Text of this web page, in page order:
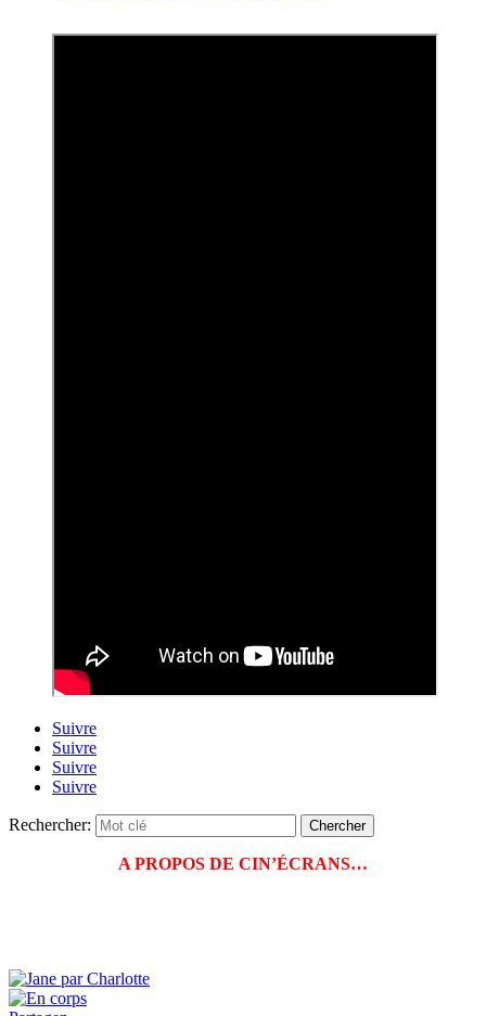
Suivre
Suivre
Suivre
Suivre
Rechercher:
A PROPOS DE CIN’ÉCRANS…